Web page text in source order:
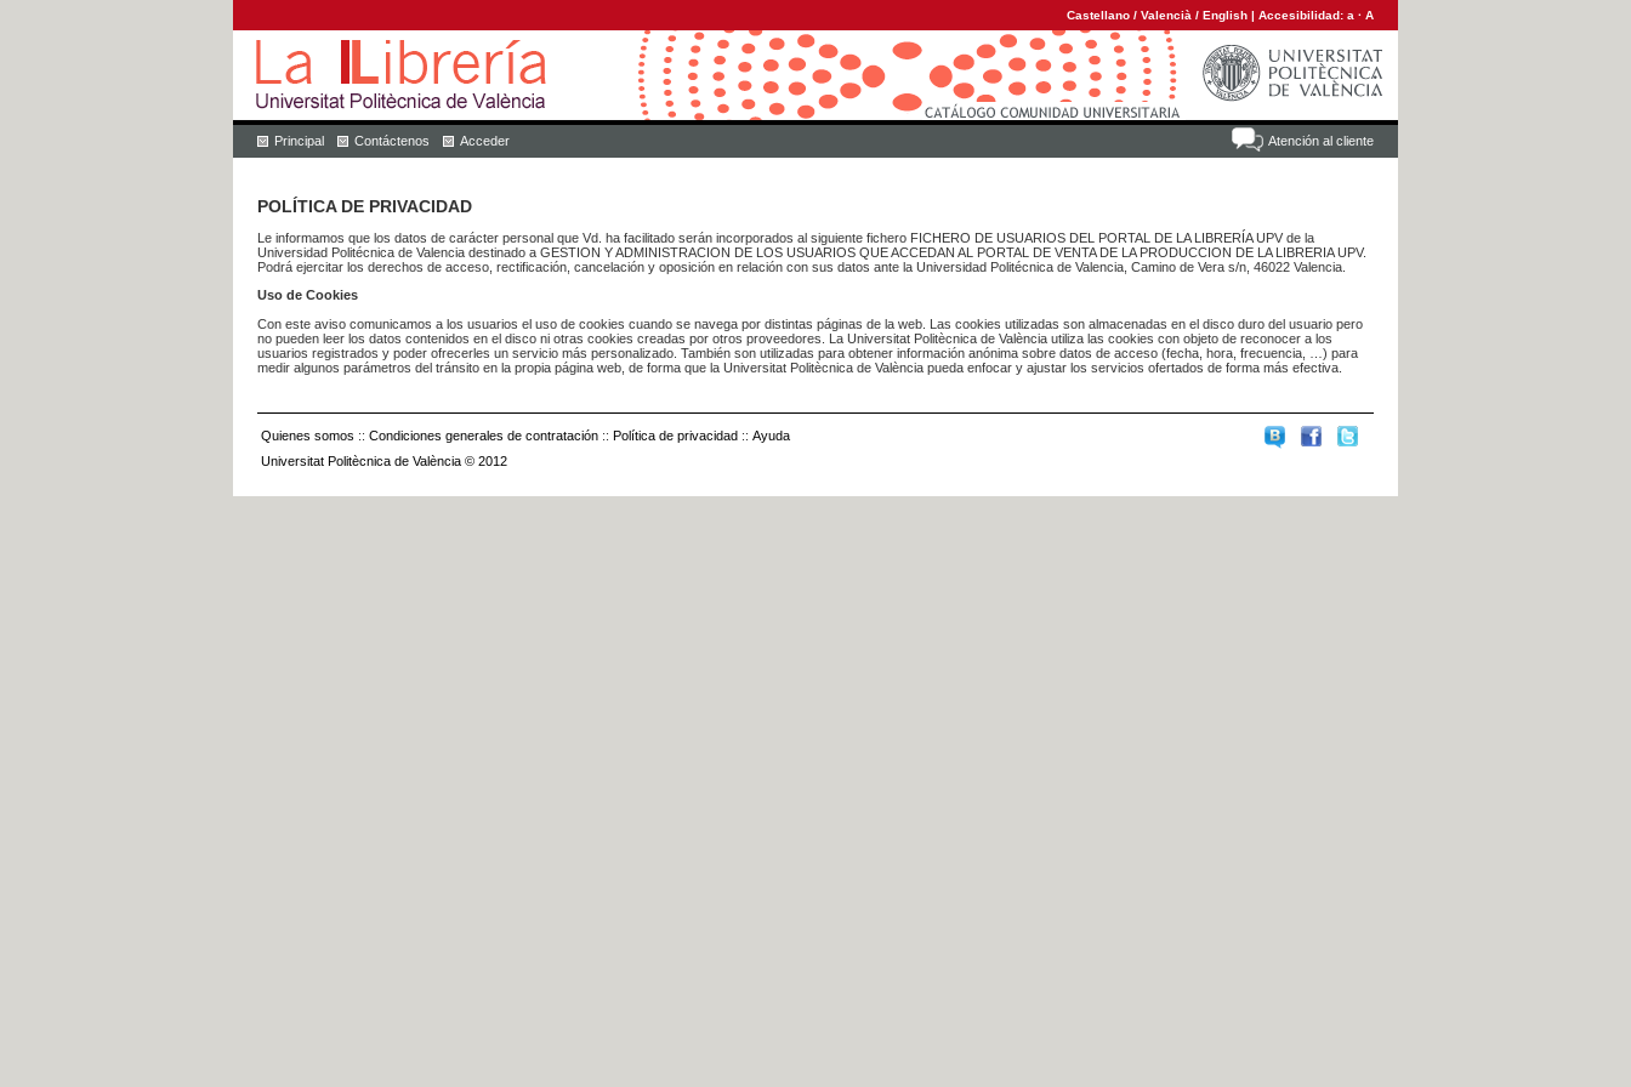
Castellano / Valencià / English | Accesibilidad: a · A
Atención al cliente
Principal Contáctenos Acceder
POLÍTICA DE PRIVACIDAD
Le informamos que los datos de carácter personal que Vd. ha facilitado serán incorporados al siguiente fichero FICHERO DE USUARIOS DEL PORTAL DE LA LIBRERÍA UPV de la
Universidad Politécnica de Valencia destinado a GESTION Y ADMINISTRACION DE LOS USUARIOS QUE ACCEDAN AL PORTAL DE VENTA DE LA PRODUCCION DE LA LIBRERIA UPV.
Podrá ejercitar los derechos de acceso, rectificación, cancelación y oposición en relación con sus datos ante la Universidad Politécnica de Valencia, Camino de Vera s/n, 46022 Valencia.
Uso de Cookies
Con este aviso comunicamos a los usuarios el uso de cookies cuando se navega por distintas páginas de la web. Las cookies utilizadas son almacenadas en el disco duro del usuario pero
no pueden leer los datos contenidos en el disco ni otras cookies creadas por otros proveedores. La Universitat Politècnica de València utiliza las cookies con objeto de reconocer a los
usuarios registrados y poder ofrecerles un servicio más personalizado. También son utilizadas para obtener información anónima sobre datos de acceso (fecha, hora, frecuencia, …) para
medir algunos parámetros del tránsito en la propia página web, de forma que la Universitat Politècnica de València pueda enfocar y ajustar los servicios ofertados de forma más efectiva.
Quienes somos :: Condiciones generales de contratación :: Política de privacidad :: Ayuda
Universitat Politècnica de València © 2012